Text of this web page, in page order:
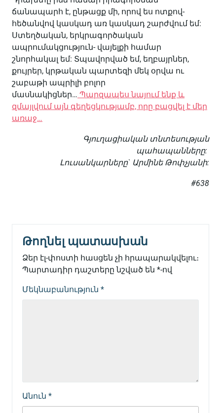
ճանապարհ է, ընթացք մի, որով ես ոտքով-
հեծանվով կասկադ առ կասկադ շարժվում եմ:
Ստեղծական, երկրագործական
ապրումակցություն- վայելքի համար
շնորհակալ եմ: Տպավորված եմ, եղբայրներ,
քույրեր, կրթական պարտեզի մեկ օրվա ու
շաբաթի ապրիլի բոլոր
մասնակիցներ… Պարզապես նայում ենք և
զմայլվում այն գեղեցկությամբ, որը բացվել է մեր
առաջ…
Գյուղացիական տնտեսության
պահապանները:
Լուսանկարները` Արմինե Թոփչյանի:
#638
Թողնել պատասխան
Ձեր էլ-փոստի հասցեն չի հրապարակվելու։
Պարտադիր դաշտերը նշված են *-ով
Մեկնաբանություն *
Անուն *